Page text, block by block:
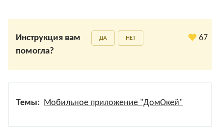
Инструкция вам
помогла?
ДА НЕТ 67
Темы: Мобильное приложение "ДомОкей"